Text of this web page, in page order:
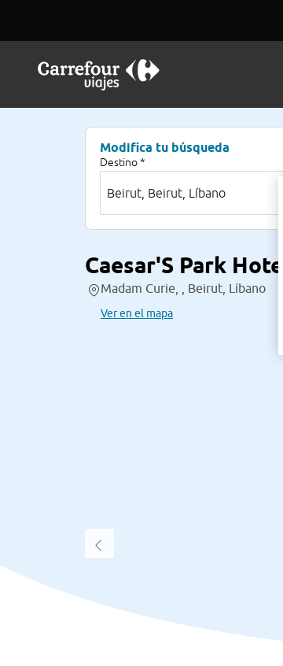
Modifica tu búsqueda
Destino *
Caesar'S Park Hotel
Madam Curie, , Beirut, Líbano
Ver en el mapa